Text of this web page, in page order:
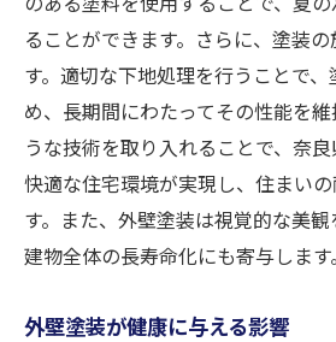
ることができます。さらに、塗装
す。適切な下地処理を行うことで
め、長期間にわたってその性能を
うな技術を取り入れることで、奈
快適な住宅環境が実現し、住まい
す。また、外壁塗装は視覚的な美観
建物全体の長寿命化にも寄与します。
外壁塗装が健康に与える影響